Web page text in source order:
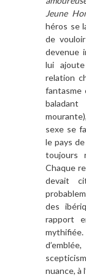
Jeune
héros se
de
devenue
lui
relation
fantasme
sexe se
le pays
toujours
Chaque
devait
des
rapport
mythifiée.
nuance, à